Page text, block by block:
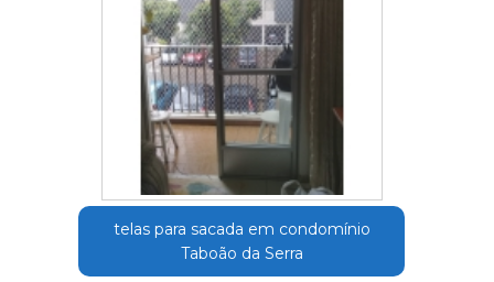
telas para sacada em condomínio
Taboão da Serra